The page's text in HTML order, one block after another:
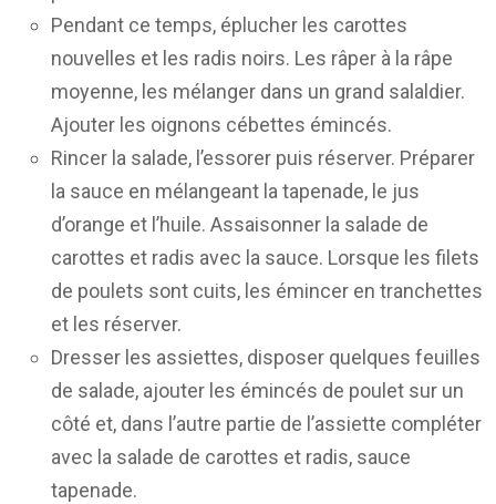
Pendant ce temps, éplucher les carottes
nouvelles et les radis noirs. Les râper à la râpe
moyenne, les mélanger dans un grand salaldier.
Ajouter les oignons cébettes émincés.
Rincer la salade, l’essorer puis réserver. Préparer
la sauce en mélangeant la tapenade, le jus
d’orange et l’huile. Assaisonner la salade de
carottes et radis avec la sauce. Lorsque les filets
de poulets sont cuits, les émincer en tranchettes
et les réserver.
Dresser les assiettes, disposer quelques feuilles
de salade, ajouter les émincés de poulet sur un
côté et, dans l’autre partie de l’assiette compléter
avec la salade de carottes et radis, sauce
tapenade.